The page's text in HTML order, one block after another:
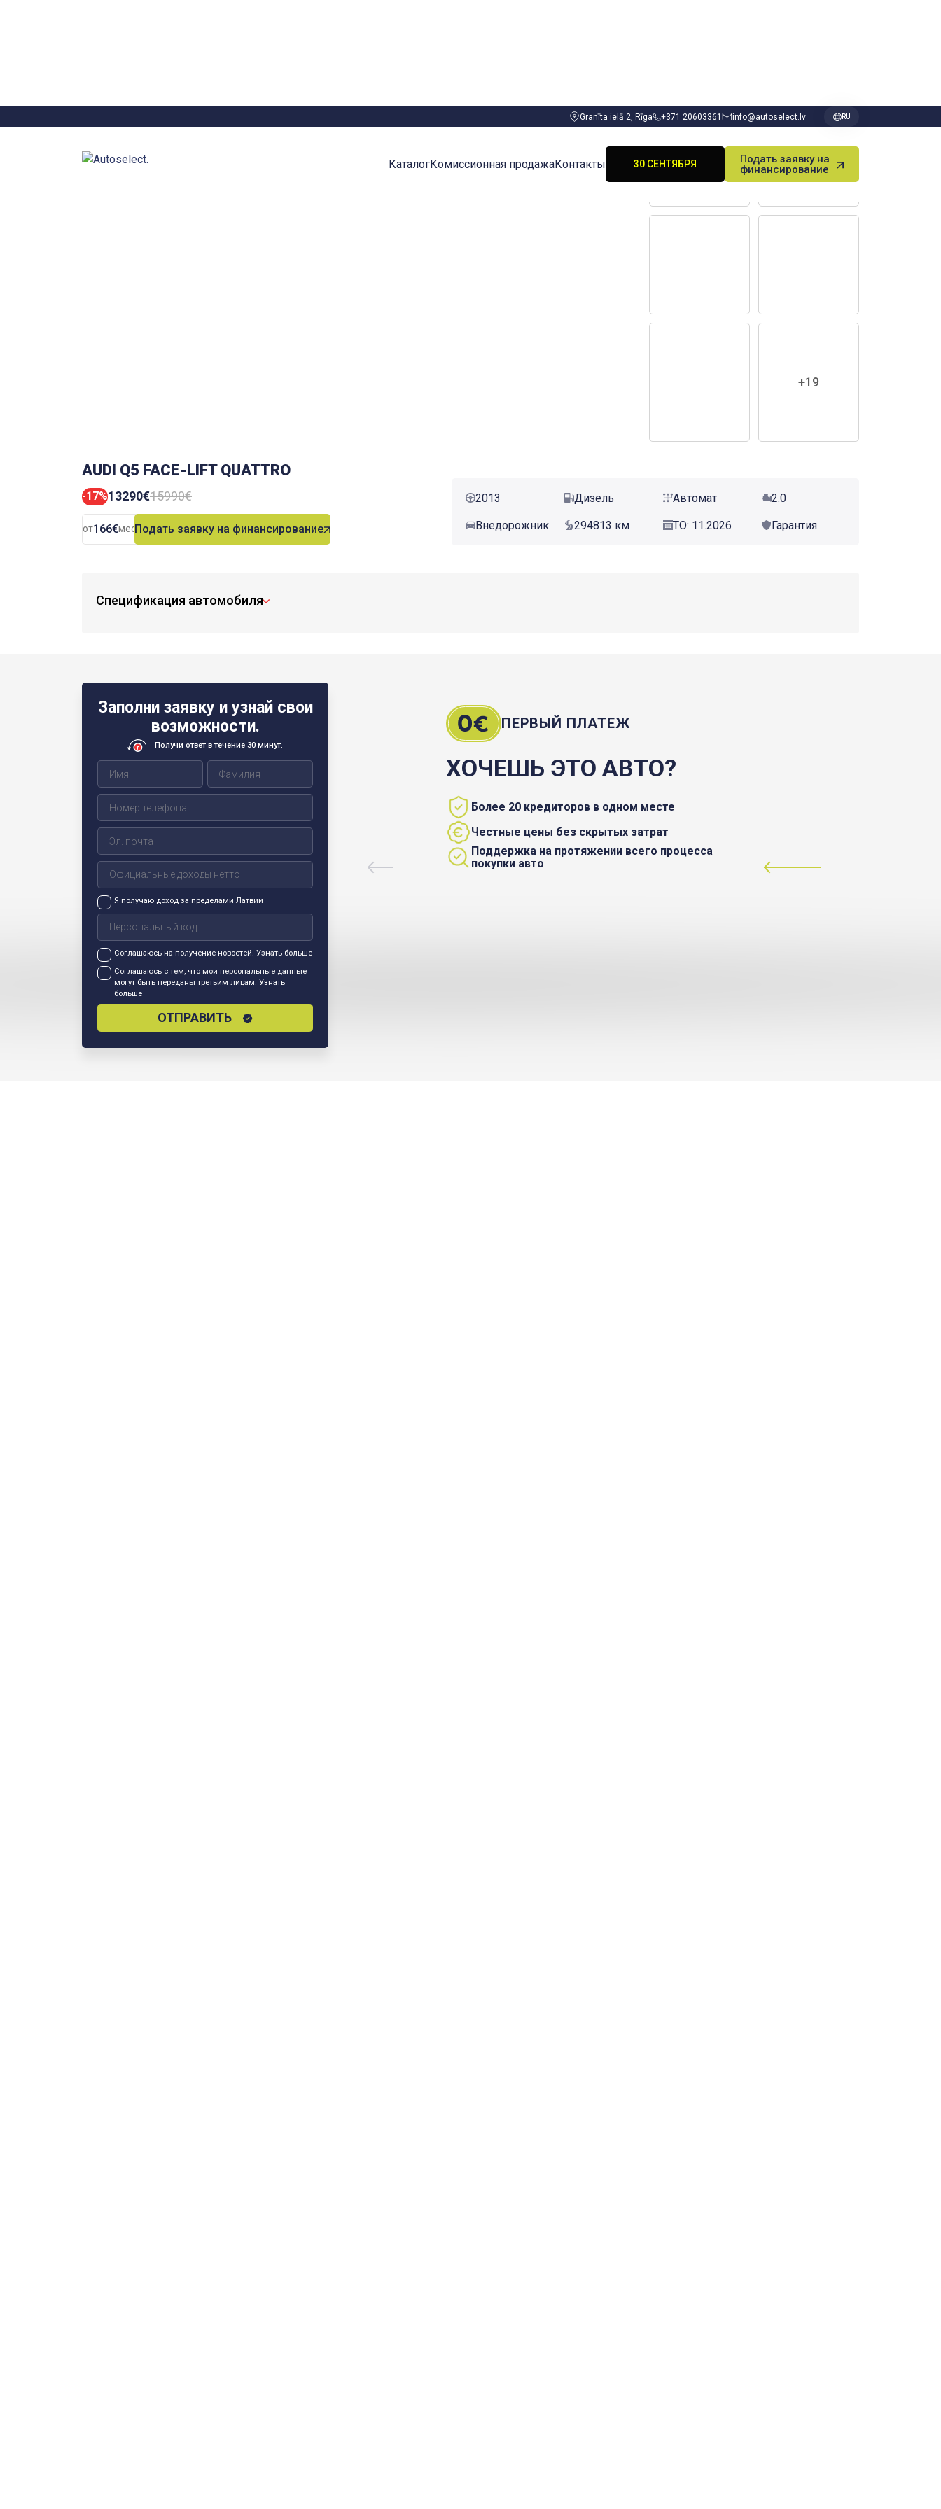
Granīta ielā 2, Rīga +371 20603361 info@autoselect.lv RU
КаталогКомиссионная продажаКонтакты 30 СЕНТЯБРЯ
Подать заявку на
финансирование
+19
AUDI Q5 FACE-LIFT QUATTRO
-17%13290€15990€
от166€мес.Подать заявку на финансирование
2013 Дизель Автомат 2.0
Внедорожник 294813 км ТО: 11.2026 Гарантия
Спецификация автомобиля
Заполни заявку и узнай свои
возможности.
Получи ответ в течение 30 минут.
Я получаю доход за пределами Латвии
Соглашаюсь на получение новостей.Узнать больше
Соглашаюсь с тем, что мои персональные данные
могут быть переданы третьим лицам.Узнать
больше
ОТПРАВИТЬ
ПЕРВЫЙ ПЛАТЕЖ
ХОЧЕШЬ ЭТО АВТО?
Более 20 кредиторов в одном месте
Честные цены без скрытых затрат
Поддержка на протяжении всего процесса
покупки авто